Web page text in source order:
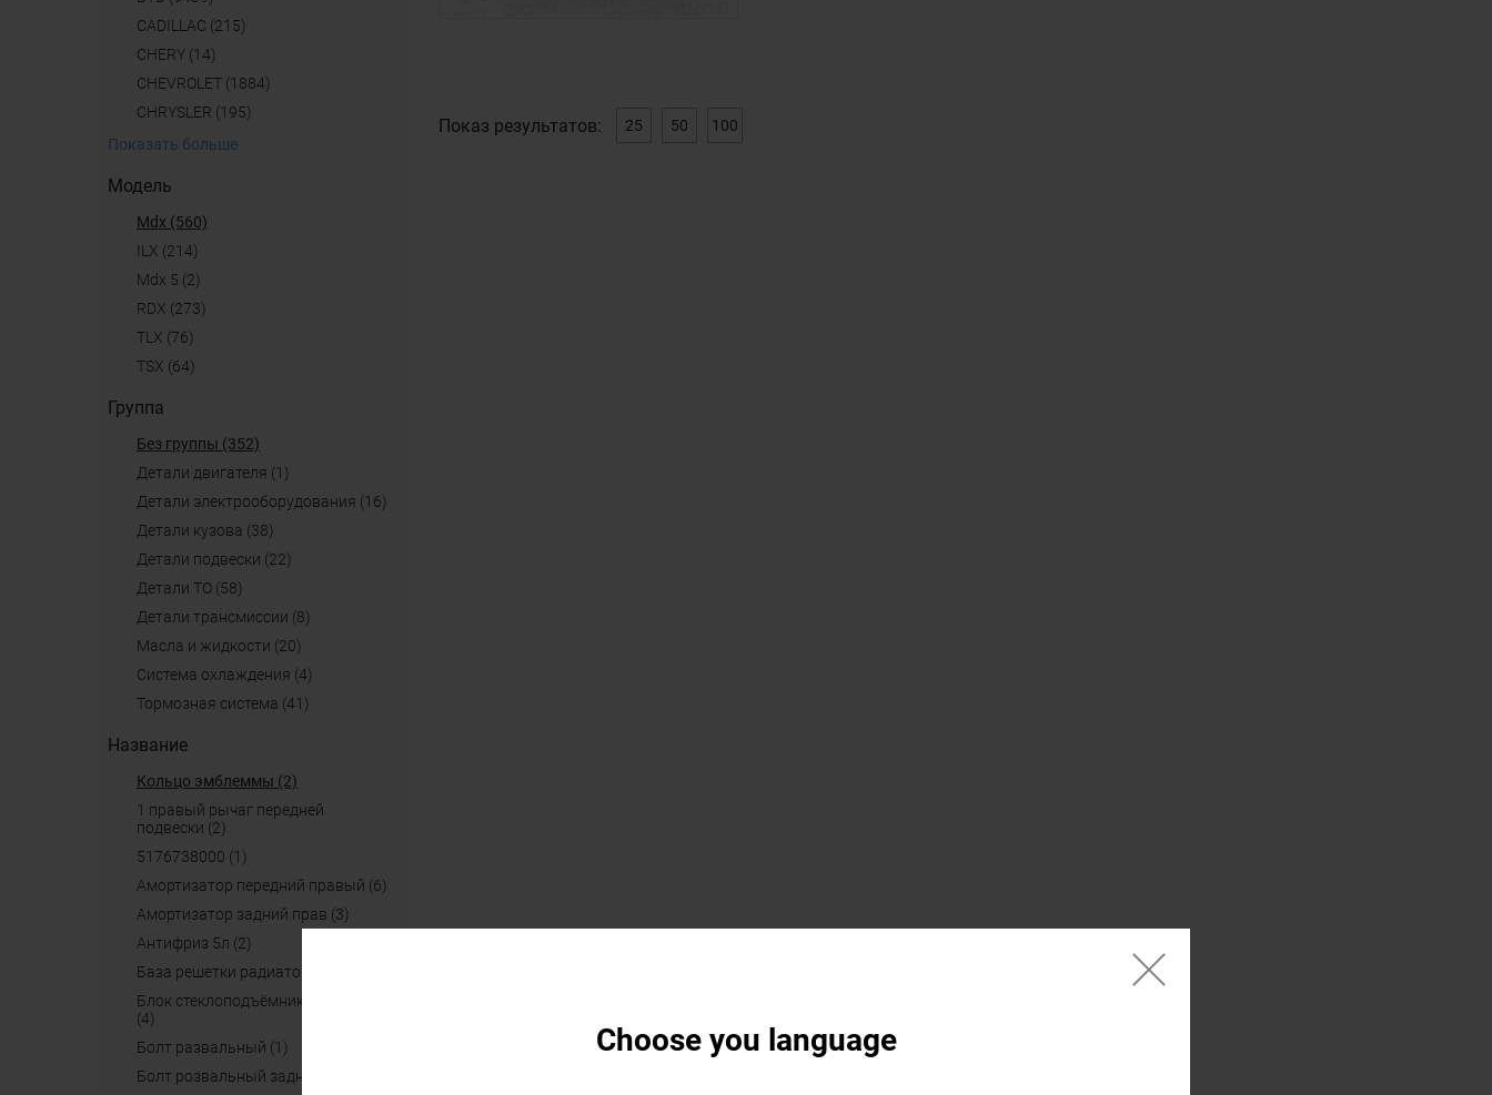
Choose you language
CADILLAC (215)
CHERY (14)
CHEVROLET (1884)
CHRYSLER (195)
Показать больше
Модель
mdx (560)
ILX (214)
mdx 5 (2)
RDX (273)
TLX (76)
TSX (64)
Группа
Без группы (352)
детали двигателя (1)
детали электрооборудования (16)
детали кузова (38)
детали подвески (22)
детали ТО (58)
детали трансмиссии (8)
масла и жидкости (20)
система охлаждения (4)
тормозная система (41)
Название
кольцо эмблеммы (2)
1 правый рычаг передней
подвески (2)
5176738000 (1)
амортизатор передний правый (6)
амортизатор задний прав (3)
антифриз 5л (2)
база решетки радиатора (2)
блок стеклоподъёмников (кнопки)
(4)
болт развальный (1)
болт розвальный задний (1)
Показ результатов: 25 50 100